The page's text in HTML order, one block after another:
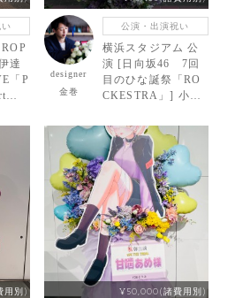
達
「P
ド
designer
金巻
公演・出演祝い
横浜スタジアム 公
演 [日向坂46 7回
目のひな誕祭「RO
CKESTRA」] 小坂
ンド花
用別) ¥50,000(諸費用別)